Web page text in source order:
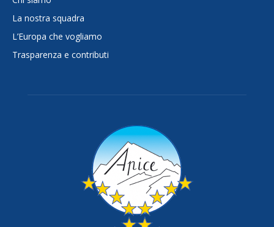
La nostra squadra
L’Europa che vogliamo
Trasparenza e contributi